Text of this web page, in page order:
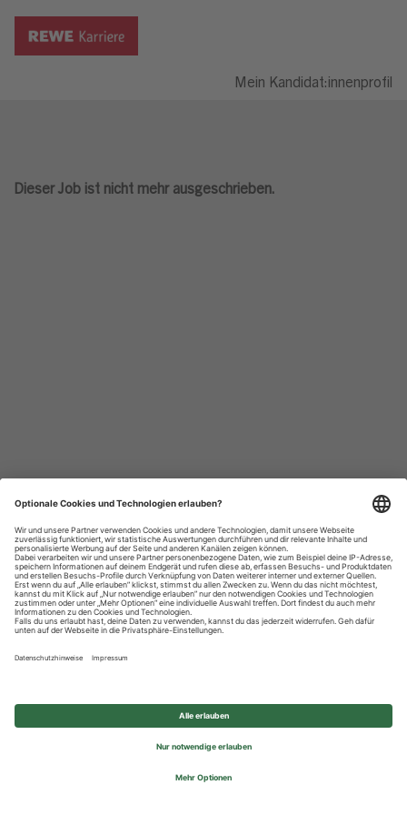
Mein Kandidat:innenprofil
Dieser Job ist nicht mehr ausgeschrieben.
Datenschutzhinweise
Impressum
Privatsphäre-Einstellungen
© 2026 REWE Group - All rights reserved